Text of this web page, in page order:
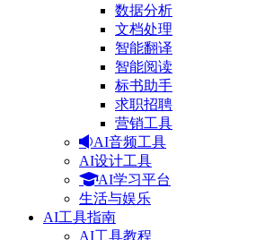
数据分析
文档处理
智能翻译
智能阅读
标书助手
求职招聘
营销工具
AI音频工具
AI设计工具
AI学习平台
生活与娱乐
AI工具指南
AI工具教程